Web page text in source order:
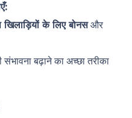
के लिए बोनसऔर
बढ़ाने का अच्छा तरीका